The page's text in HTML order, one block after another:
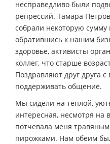
несправедливо были
репрессий. Тамара
собрали некоторую сумму
обратившись к нашим
здоровье, активисты
коллег, что старше
Поздравляют друг друга
поддерживать общение.
Мы сидели на тёплой,
интересная, несмотря на
потчевала меня
пирожками. Нам обеим